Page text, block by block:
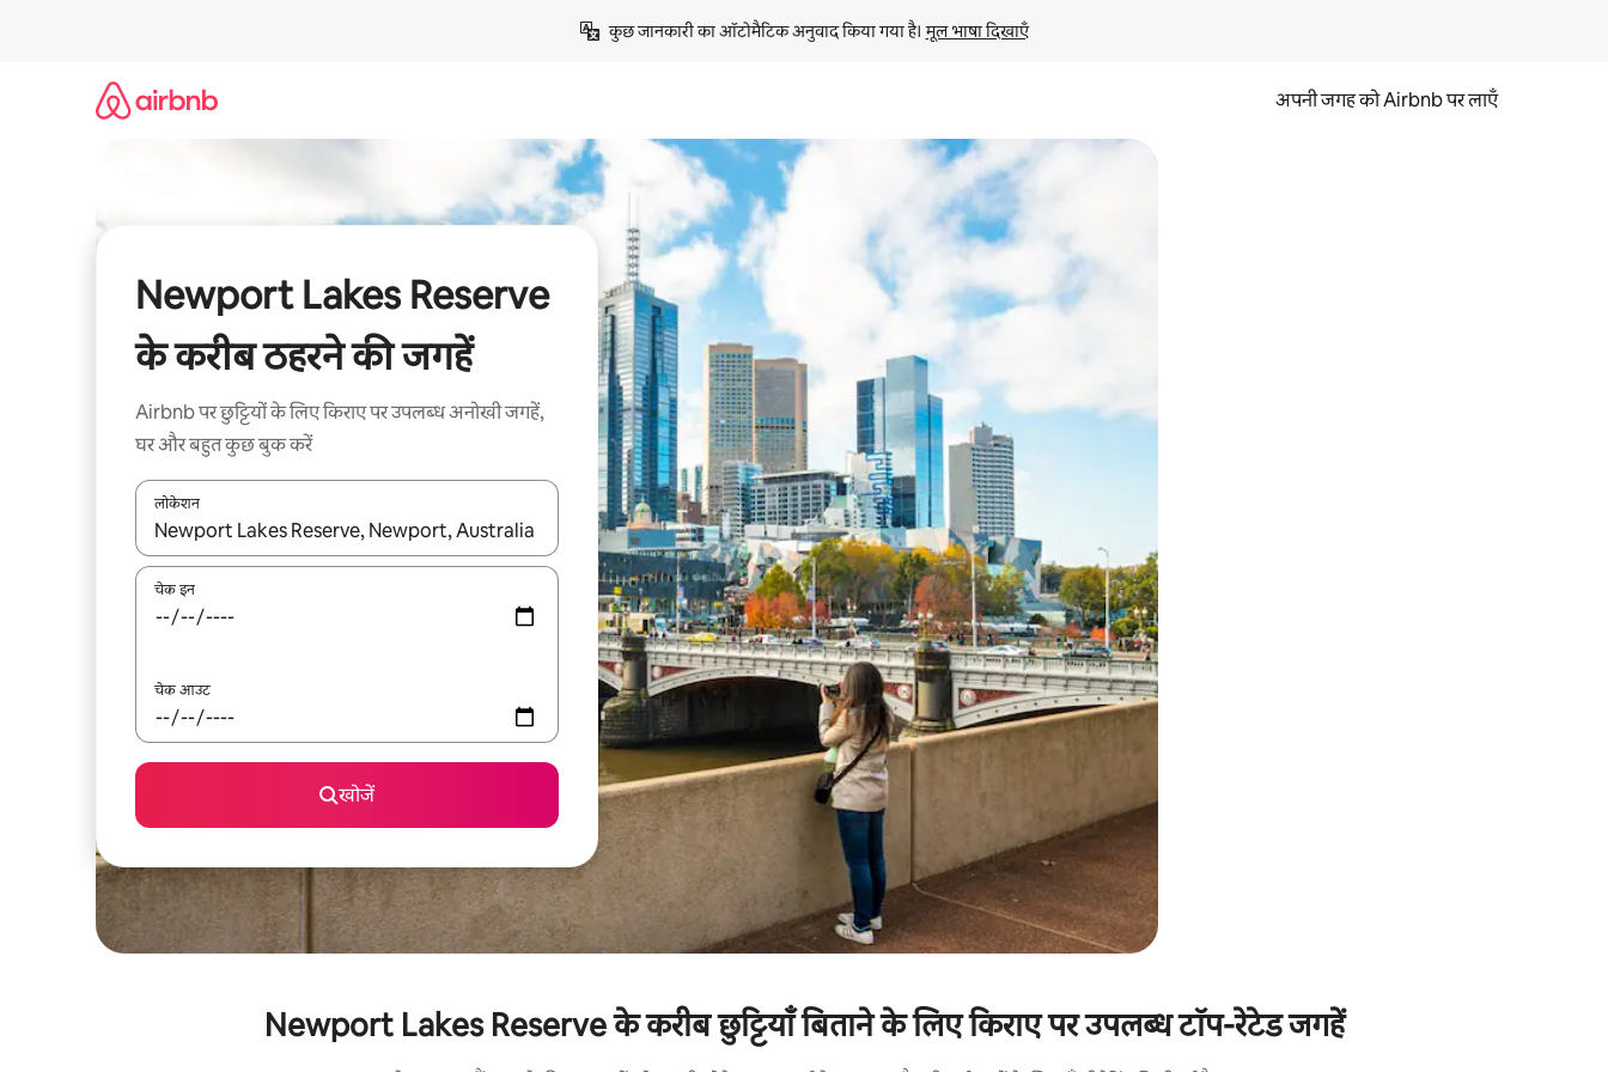
कुछ जानकारी का ऑटोमैटिक अनुवाद किया गया है। मूल भाषा दिखाएँ
अपनी जगह को Airbnb पर लाएँ
Newport Lakes Reserve
के करीब ठहरने की जगहें
Airbnb पर छुट्टियों के लिए किराए पर उपलब्ध अनोखी जगहें,
घर और बहुत कुछ बुक करें
लोकेशन
नतीजों के उपलब्ध होने पर, अप और डाउन 'ऐरो की' का इस्तेमाल करके नेविगेट करें या टच या फिर स्वाइप जेस्चर का इस्तेमाल करके एक्सप्लोर करें।
चेक इन
चेक आउट
खोजें
Newport Lakes Reserve के करीब छुट्टियाँ बिताने के लिए किराए पर उपलब्ध टॉप-रेटेड जगहें